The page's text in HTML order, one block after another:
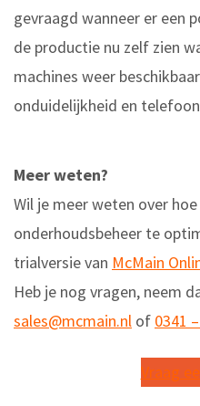
gevraagd wanneer er een
de productie nu zelf zien
machines weer
onduidelijkheid en
Meer weten?
Wil je meer weten over
onderhoudsbeheer te
trialversie van McMain
Heb je nog vragen, neem
sales@mcmain.nl of 0341
Vraag